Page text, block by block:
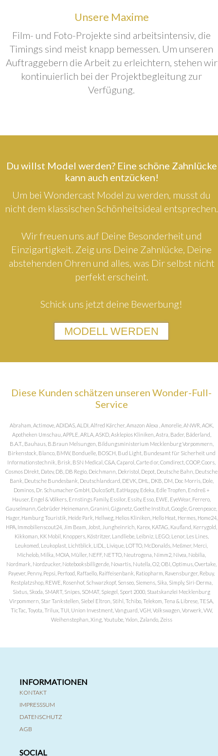
Unsere Maxime
Film- und Foto-Projekte sind arbeitsintensiv, die
Timings sind meist knapp bemessen. Um unseren
Auftraggebern die Arbeit zu erleichtern, stehen wir
kontinuierlich bei der Projektbegleitung zur
Verfügung.
Du willst Model werden? Eine schöne Zahnlücke
kann auch entzücken!
Um bei Wondercast Model zu werden, musst du
nicht dem klassischen Schönheitsideal entsprechen.
Wir freuen uns auf Deine Besonderheit und
Einzigartigkeit. Zeig uns Deine Zahnlücke, Deine
abstehenden Ohren und alles, was Dir selbst nicht
perfekt erscheint.
Schick uns jetzt deine Bewerbung!
MODELL WERDEN
Diese Kunden schätzen unseren Wonder-Full-
Service
Abraham, Actimove, ADIDAS, ALDI, Alfred Kärcher, Amazon Alexa , Amorelie, ANWR, AOK,
Apotheken Umschau, APPLE, ARLA, ASKD, Asklepios Kliniken, Astra, Bader, Bäderland,
B.A.T., Bauhaus, B.Braun Melsungen, Bildungsministerium Mecklenburg Vorpommern,
Birkenstock, Blanco, BMW, Bonduelle, BOSCH, Bud Light, Bundesamt für Sicherheit und
Informationstechnik, Brisk, BSN Medical, C&A, Caparol, Carte d or, Comdirect, COOP, Coors,
Cosmos DIrekt, Datev, DB, DB Regio, Deichmann, Dekristol, Depot, Deutsche Bahn, Deutsche
Bank, Deutsche Bundesbank, Deutschlandcard, DEVK, DHL, DKB, DM, Doc Morris, Dole,
Dominos, Dr. Schumacher GmbH, DulcoSoft, EatHappy, Edeka, Edle Tropfen, Endreß +
Hauser, Engel & Völkers, Ernstings Family, Essilor, Essity, Esso, EWE, EyeWear, Ferrero,
Gauselmann, Gebrüder Heinemann, Granini, Giganetz, Goethe Institut, Google, Greenpeace,
Hager, Hamburg Touristik, Heide Park, Hellweg, Helios Kliniken, Hello Heat, Hermes, Home24,
HPA, Immobilienscout24, Jim Beam, Jobst, Jungheinrich, Karex, KATAG, Kaufland, Kerrygold,
Kikkoman, KK Mobil, Knoppers, Köstritzer, Landliebe, Leibniz, LEGO, Lenor, Les Lines,
Leukomed, Leukoplast, Lichtblick, LIDL, Livique, LOTTO, McDonalds, Meßmer, Merci,
Michelob, Milka, MOIA, Müller, NEFF, NETTO, Neutrogena, Nimm2, Nivea, Nobilia,
Nordmark, Nordzucker, Notebooksbilliger.de, Novartis, Nutella, O2, OBI, Optimus, Overtake,
Payever, Penny, Pepsi, Perfood, Raffaello, Raiffeisenbank, Ratiopharm, Ravensburger, Rebuy,
Restplatzshop, REWE, Rosenhof, Schwarzkopf, Senseo, Siemens, Sika, Simply, Siri-Derma,
Sixtus, Skoda, SMART, Snipes, SOMAT, Spiegel, Sport 2000, Staatskanzlei Mecklenburg
Virpommern, Star Tankstellen, Siebel Eltron, Stihl, Tchibo, Telekom, Tena & Librese, TESA,
TicTac, Toyota, Trilux, TUI, Union Investment, Vanguard, VGH, Volkswagen, Vorwerk, VW,
Weihenstephan, Xing, Youtube, Yxlon, Zalando, Zeiss
INFORMATIONEN
KONTAKT
IMPRESSSUM
DATENSCHUTZ
AGB
SOCIAL